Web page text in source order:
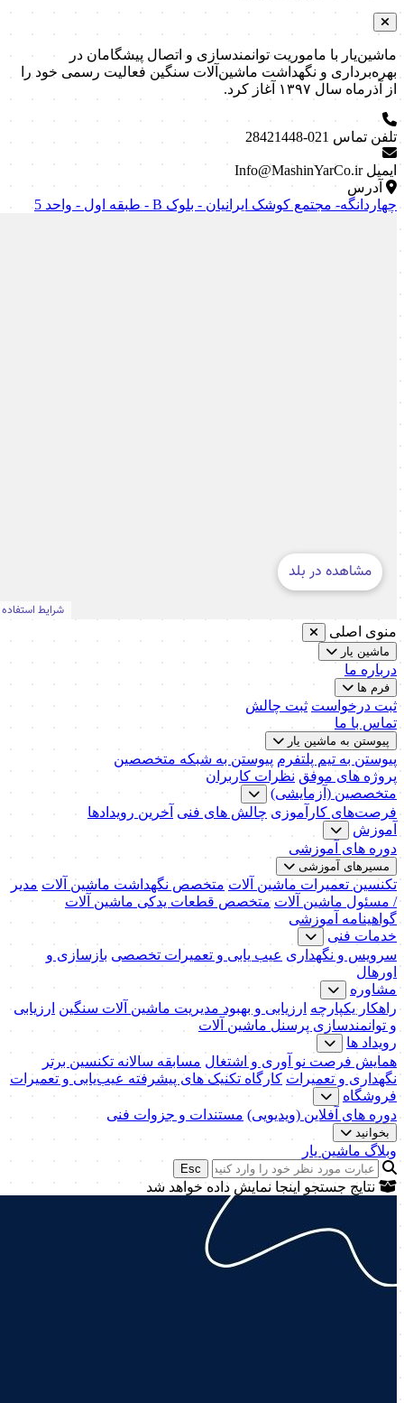
ماشین‌یار با ماموریت توانمندسازی و اتصال پیشگامان در
بهره‌برداری و نگهداشت ماشین‌آلات سنگین فعالیت رسمی خود را
از آذرماه سال ۱۳۹۷ آغاز کرد.
تلفن تماس 021-28421448
ایمیل Info@MashinYarCo.ir
آدرس
چهاردانگه- مجتمع کوشک ایرانیان - بلوک B - طبقه اول - واحد 5
منوی اصلی
ماشین یار
درباره ما
فرم ها
ثبت درخواست ثبت چالش
تماس با ما
پیوستن به ماشین یار
پیوستن به تیم پلتفرم پیوستن به شبکه متخصصین
پروژه های موفق نظرات کاربران
متخصصین (آزمایشی)
فرصت‌های کارآموزی چالش های فنی آخرین رویدادها
آموزش
دوره های آموزشی
مسیرهای آموزشی
تکنسین تعمیرات ماشین آلات متخصص نگهداشت ماشین آلات مدیر
/ مسئول ماشین آلات متخصص قطعات یدکی ماشین آلات
گواهینامه آموزشی
خدمات فنی
سرویس و نگهداری عیب یابی و تعمیرات تخصصی بازسازی و
اورهال
مشاوره
راهکار یکپارچه ارزیابی و بهبود مدیریت ماشین آلات سنگین ارزیابی
و توانمندسازی پرسنل ماشین آلات
رویداد ها
همایش فرصت نو آوری و اشتغال مسابقه سالانه تکنسین برتر
نگهداری و تعمیرات کارگاه تکنیک‌ های پیشرفته عیب‌یابی و تعمیرات
فروشگاه
دوره های آفلاین (ویدیویی) مستندات و جزوات فنی
بخوانید
وبلاگ ماشین یار
Esc
نتایج جستجو اینجا نمایش داده خواهد شد